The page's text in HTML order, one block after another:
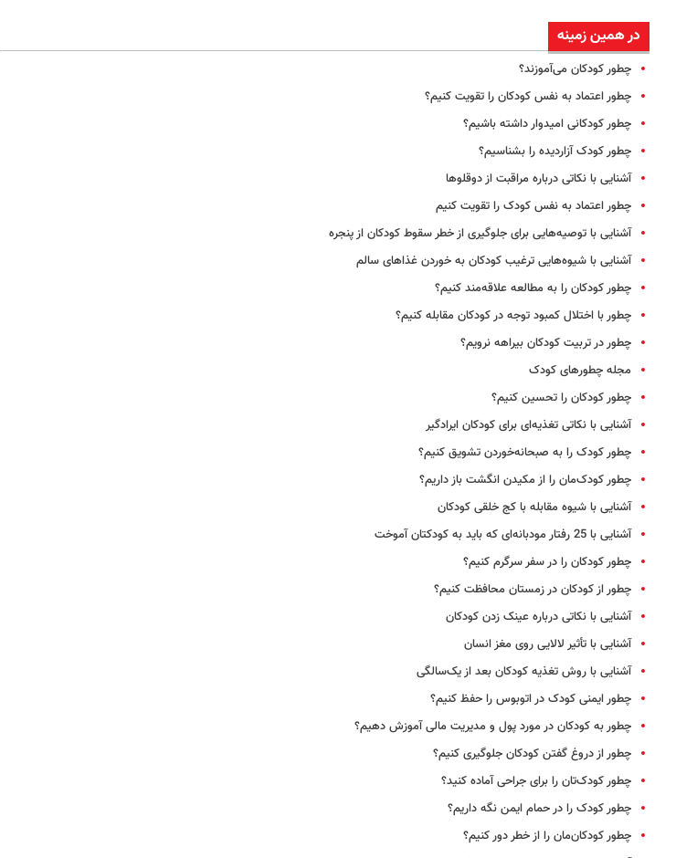
در همین زمینه
چطور کودکان می‌آموزند؟
چطور اعتماد به نفس کودکان را تقویت کنیم؟
چطور کودکانی امیدوار داشته باشیم؟
چطور کودک ‌آزاردیده را بشناسیم؟
آشنایی با نکاتی درباره مراقبت از دوقلوها
چطور اعتماد به نفس کودک را تقویت کنیم
آشنایی با توصیه‌هایی برای جلوگیری از خطر سقوط کودکان از پنجره
آشنایی با شیوه‌هایی ترغیب کودکان به خوردن غذاهای سالم
چطور کودکان را به مطالعه علاقه‌مند کنیم؟
چطور با اختلال کمبود توجه در کودکان مقابله کنیم؟
چطور در تربیت کودکان بیراهه نرویم؟
مجله چطورهای کودک
چطور کودکان را تحسین کنیم؟
آشنایی با نکاتی تغذیه‌ای برای کودکان ایرادگیر
چطور کودک را به صبحانه‌خوردن تشویق کنیم؟
چطور کودک‌مان را از مکیدن انگشت باز داریم؟
آشنایی با شیوه مقابله با کج خلقی کودکان
آشنایی با 25 رفتار مودبانه‌ای که باید به کودکتان آموخت
چطور کودکان را در سفر سرگرم کنیم؟
چطور از کودکان در زمستان محافظت کنیم؟
آشنایی با نکاتی درباره عینک زدن کودکان
آشنایی با تأثیر لالایی روی مغز انسان
آشنایی با روش تغذیه کودکان بعد از یک‌سالگی
چطور ایمنی کودک در اتوبوس را حفظ کنیم؟
چطور به کودکان در مورد پول و مدیریت مالی آموزش دهیم؟
چطور از دروغ گفتن کودکان جلوگیری کنیم؟
چطور کودک‌تان را برای جراحی آماده کنید؟
چطور کودک را در حمام ایمن نگه داریم؟
چطور کودکان‌مان را از خطر دور کنیم؟